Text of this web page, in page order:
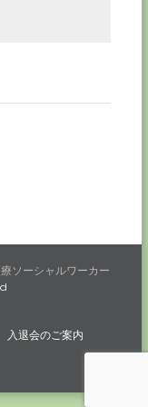
ソーシャルワーカー
入退会のご案内